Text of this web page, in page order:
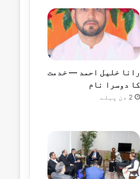
رانا خلیل احمد — خدمت
کا دوسرا نام
2 دن پہلے